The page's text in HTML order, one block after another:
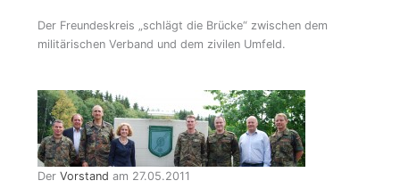
Der Freundeskreis „schlägt die Brücke“ zwischen dem
militärischen Verband und dem zivilen Umfeld.
Der Vorstand am 27.05.2011